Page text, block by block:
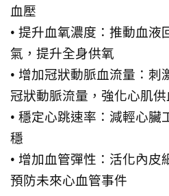
血壓
• 提升血氧濃度：推動血液
氣，提升全身供氧
• 增加冠狀動脈血流量：刺
冠狀動脈流量，強化心肌供
• 穩定心跳速率：減輕心臟
穩
• 增加血管彈性：活化內皮
預防未來心血管事件